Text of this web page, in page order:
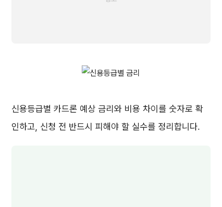
신용등급별 카드론 예상 금리와 비용 차이를 숫자로 확
인하고, 신청 전 반드시 피해야 할 실수를 정리합니다.